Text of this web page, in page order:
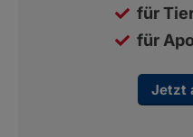
für
für
Jetzt